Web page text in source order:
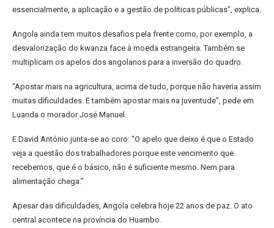
essencialmente, a aplicação e a gestão de políticas públicas”, explica.
Angola ainda tem muitos desafios pela frente como, por exemplo, a
desvalorização do kwanza face à moeda estrangeira. Também se
multiplicam os apelos dos angolanos para a inversão do quadro.
“Apostar mais na agricultura, acima de tudo, porque não haveria assim
muitas dificuldades. E também apostar mais na juventude”, pede em
Luanda o morador José Manuel.
E David António junta-se ao coro: “O apelo que deixo é que o Estado
veja a questão dos trabalhadores porque este vencimento que
recebemos, que é o básico, não é suficiente mesmo. Nem para
alimentação chega.”
Apesar das dificuldades, Angola celebra hoje 22 anos de paz. O ato
central acontece na província do Huambo.